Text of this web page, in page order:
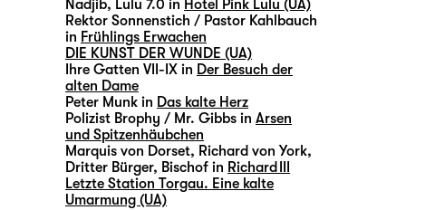
Nadjib, Lulu 7.0 in Hotel Pink Lulu (UA)
Rektor Sonnenstich / Pastor Kahlbauch
in Frühlings Erwachen
DIE KUNST DER WUNDE (UA)
Ihre Gatten VII-IX in Der Besuch der
alten Dame
Peter Munk in Das kalte Herz
Polizist Brophy / Mr. Gibbs in Arsen
und Spitzenhäubchen
Marquis von Dorset, Richard von York,
Dritter Bürger, Bischof in Richard III
Letzte Station Torgau. Eine kalte
Umarmung (UA)